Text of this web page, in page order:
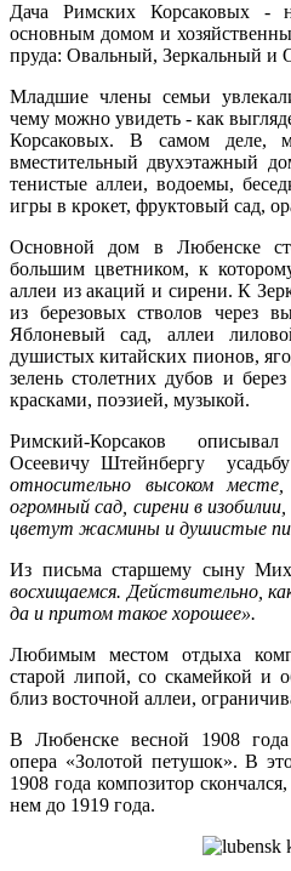
Дача Римских Корсаковых -
основным домом и
пруда: Овальный, Зеркальный и
Младшие члены семьи
чему можно увидеть - как
Корсаковых. В самом деле,
вместительный двухэтажный
тенистые аллеи, водоемы,
игры в крокет, фруктовый сад,
Основной дом в Любенске
большим цветником, к
аллеи из акаций и сирени. К
из березовых стволов через
Яблоневый сад, аллеи
душистых китайских пионов,
зелень столетних дубов и
красками, поэзией, музыкой.
Римский-Корсаков
Осеевичу Штейнбергу
относительно высоком
огромный сад, сирени в
цветут жасмины и душистые
Из письма старшему сыну
восхищаемся. Действительно,
да и притом такое хорошее».
Любимым местом отдыха
старой липой, со скамейкой и
близ восточной аллеи,
В Любенске весной 1908 года
опера «Золотой петушок». В
1908 года композитор
нем до 1919 года.